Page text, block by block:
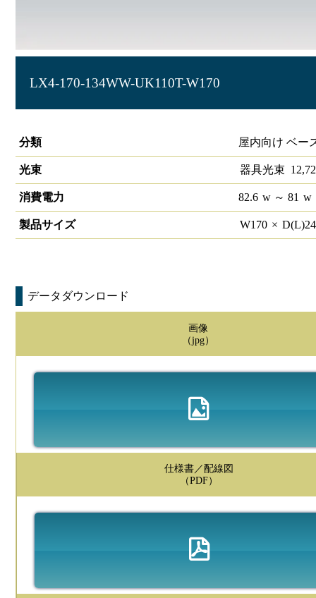
LX4-170-134WW-UK110T-W170
分類
屋内向け ベー
光束 器具光束
消費電力 82.6 w～ 81 w
製品サイズ W170 × D(L)
データダウンロード
画像
（jpg）
仕様書／配線図
（PDF）